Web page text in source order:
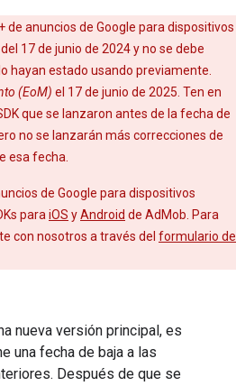
de anuncios de Google para dispositivos
17 de junio de 2024 y no se debe
hayan estado usando previamente.
(EoM) el 17 de junio de 2025. Ten en
que se lanzaron antes de la fecha de
no se lanzarán más correcciones de
esa fecha.
de Google para dispositivos
para iOS yAndroid de AdMob. Para
con nosotros a través del formulario de
nueva versión principal, es
una fecha de baja a las
Después de que se